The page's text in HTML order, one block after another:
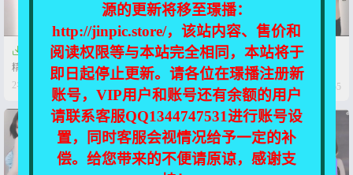

【CC直播】海盗团乔巴音 2409
精选热舞【49V-7.7G】
2年前
 0  28
 【网易CC】海盗团乔巴音
【50V-12.7G】
 55
源的更新将移至璟播：
http://jinpic.store/，该站内容、售价和
阅读权限等与本站完全相同，本站将于
即日起停止更新。请各位在璟播注册新
账号，VIP用户和账号还有余额的用户
请联系客服QQ1344747531进行账号设
置，同时客服会视情况给予一定的补
偿。给您带来的不便请原谅，感谢支